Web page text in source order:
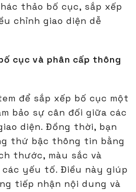
thảo bố cục, sắp xếp
chỉnh giao diện dễ
cục và phân cấp thông
để sắp xếp bố cục một
bảo sự cân đối giữa các
diện. Đồng thời, bạn
thứ bậc thông tin bằng
thước, màu sắc và
các yếu tố. Điều này giúp
tiếp nhận nội dung và